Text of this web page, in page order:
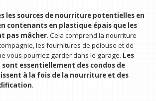
les sources de nourriture potentielles en
contenants en plastique épais que les
pas mâcher. Cela comprend la nourriture
les fournitures de pelouse et de
vous pourriez garder dans le garage. Les
essentiellement des condos de
à la fois de la nourriture et des
.